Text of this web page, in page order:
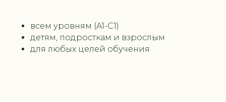
всем уровням (A1-C1)
детям, подросткам и взрослым
для любых целей обучения